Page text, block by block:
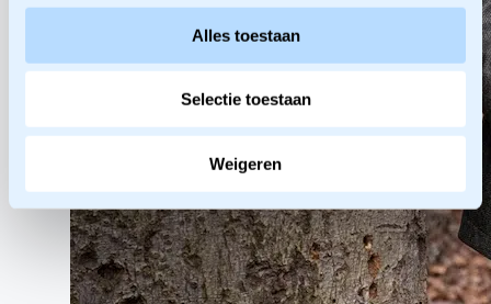
Alles toestaan
Selectie toestaan
Weigeren